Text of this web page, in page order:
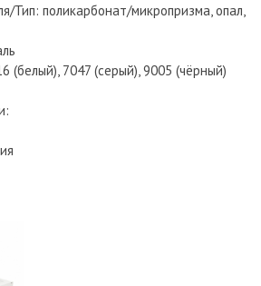
Тип: поликарбонат/микропризма, опал,
(белый), 7047 (серый), 9005 (чёрный)